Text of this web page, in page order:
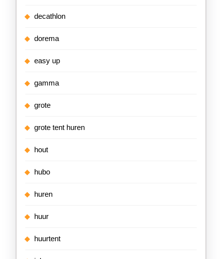
decathlon
dorema
easy up
gamma
grote
grote tent huren
hout
hubo
huren
huur
huurtent